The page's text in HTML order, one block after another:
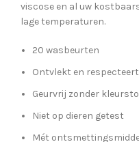
viscose en al uw
lage temperaturen.
20 wasbeurten
Ontvlekt en
Geurvrij zonder
Niet op dieren getest
Mét